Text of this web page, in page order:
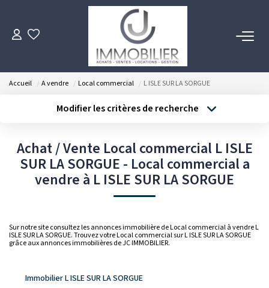
ACHETER
FAIRE GÉRER
Notre Équipe
CONTACT
Accueil A vendre Local commercial L ISLE SUR LA SORGUE
Modifier les critères de recherche
Sélectionnez...
Type de bien
Surface min
Achat / Vente Local commercial L ISLE
SUR LA SORGUE - Local commercial a
vendre à L ISLE SUR LA SORGUE
Sur notre site consultez les annonces immobilière de Local commercial à vendre L
ISLE SUR LA SORGUE. Trouvez votre Local commercial sur L ISLE SUR LA SORGUE
grâce aux annonces immobilières de JC IMMOBILIER.
Immobilier L ISLE SUR LA SORGUE